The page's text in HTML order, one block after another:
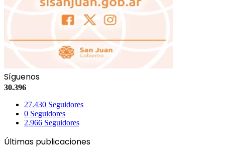
Síguenos
30.396
27.430 Seguidores
0 Seguidores
2.966 Seguidores
Últimas publicaciones